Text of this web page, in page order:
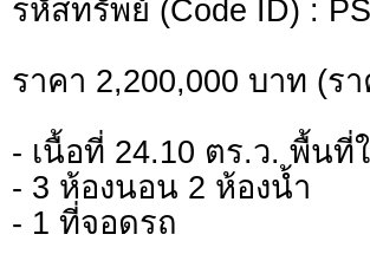
รหัสทรัพย์ (Code ID) :
ราคา 2,200,000 บาท (ร
- เนื้อที่ 24.10 ตร.ว. พื้นที่
- 3 ห้องนอน 2 ห้องน้ำ
- 1 ที่จอดรถ